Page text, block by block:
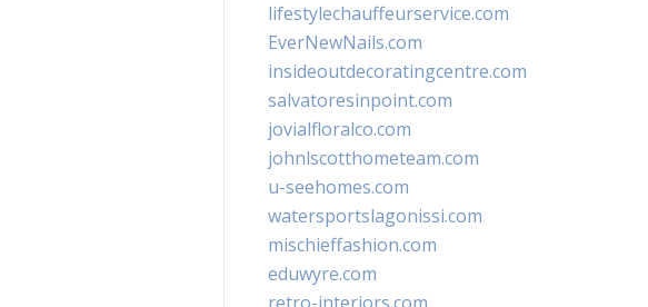
lifestylechauffeurservice.com
EverNewNails.com
insideoutdecoratingcentre.com
salvatoresinpoint.com
jovialfloralco.com
johnlscotthometeam.com
u-seehomes.com
watersportslagonissi.com
mischieffashion.com
eduwyre.com